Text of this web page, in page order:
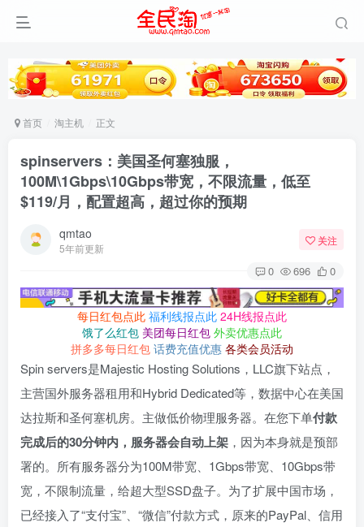
首页 淘主机 正文
spinservers：美国圣何塞独服，
100M\1Gbps\10Gbps带宽，不限流量，低至
$119/月，配置超高，超过你的预期
qmtao
5年前更新
关注
0 696 0
每日红包点此 福利线报点此 24H线报点此
饿了么红包 美团每日红包 外卖优惠点此
拼多多每日红包 话费充值优惠 各类会员活动
Spin servers是Majestic Hosting Solutions，LLC旗下站点，
主营国外服务器租用和Hybrid Dedicated等，数据中心在美国
达拉斯和圣何塞机房。主做低价物理服务器。在您下单付款
完成后的30分钟内，服务器会自动上架 ，因为本身就是预部
署的。所有服务器分为100M带宽、1Gbps带宽、10Gbps带
宽，不限制流量，给超大型SSD盘子。为了扩展中国市场，
已经接入了“支付宝”、“微信”付款方式，原来的PayPal、信用